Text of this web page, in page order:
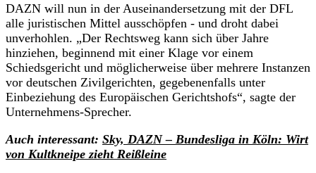
DAZN will nun in der Auseinandersetzung mit der DFL
alle juristischen Mittel ausschöpfen - und droht dabei
unverhohlen. „Der Rechtsweg kann sich über Jahre
hinziehen, beginnend mit einer Klage vor einem
Schiedsgericht und möglicherweise über mehrere Instanzen
vor deutschen Zivilgerichten, gegebenenfalls unter
Einbeziehung des Europäischen Gerichtshofs“, sagte der
Unternehmens-Sprecher.
Auch interessant: Sky, DAZN – Bundesliga in Köln: Wirt
von Kultkneipe zieht Reißleine